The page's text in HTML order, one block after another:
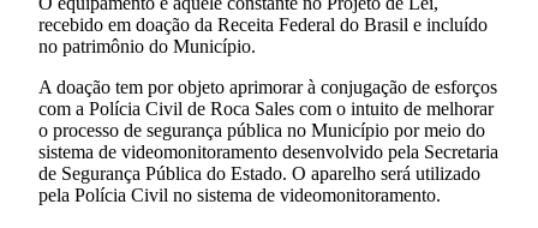
recebido em doação da Receita Federal do Brasil e incluído
no patrimônio do Município.
A doação tem por objeto aprimorar à conjugação de esforços
com a Polícia Civil de Roca Sales com o intuito de melhorar
o processo de segurança pública no Município por meio do
sistema de videomonitoramento desenvolvido pela Secretaria
de Segurança Pública do Estado. O aparelho será utilizado
pela Polícia Civil no sistema de videomonitoramento.